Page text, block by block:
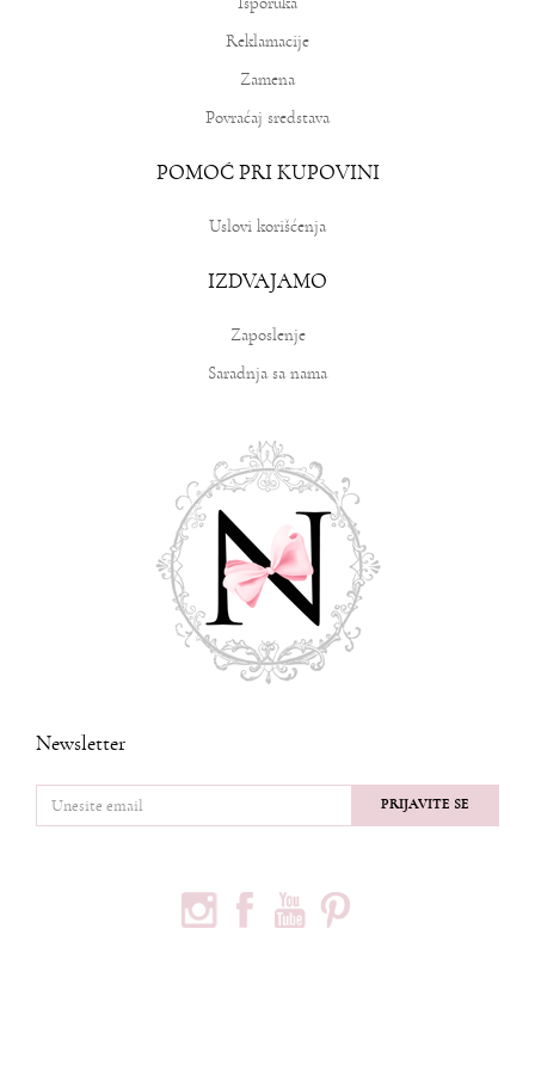
Reklamacije
Zamena
Povraćaj sredstava
POMOĆ PRI KUPOVINI
Uslovi korišćenja
IZDVAJAMO
Zaposlenje
Saradnja sa nama
Newsletter
PRIJAVITE SE